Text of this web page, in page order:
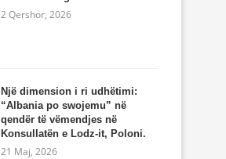
2 Qershor, 2026
Një dimension i ri udhëtimi:
“Albania po swojemu” në
qendër të vëmendjes në
Konsullatën e Lodz-it, Poloni.
21 Maj, 2026